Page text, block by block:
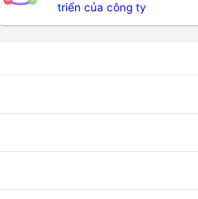
triển của công ty